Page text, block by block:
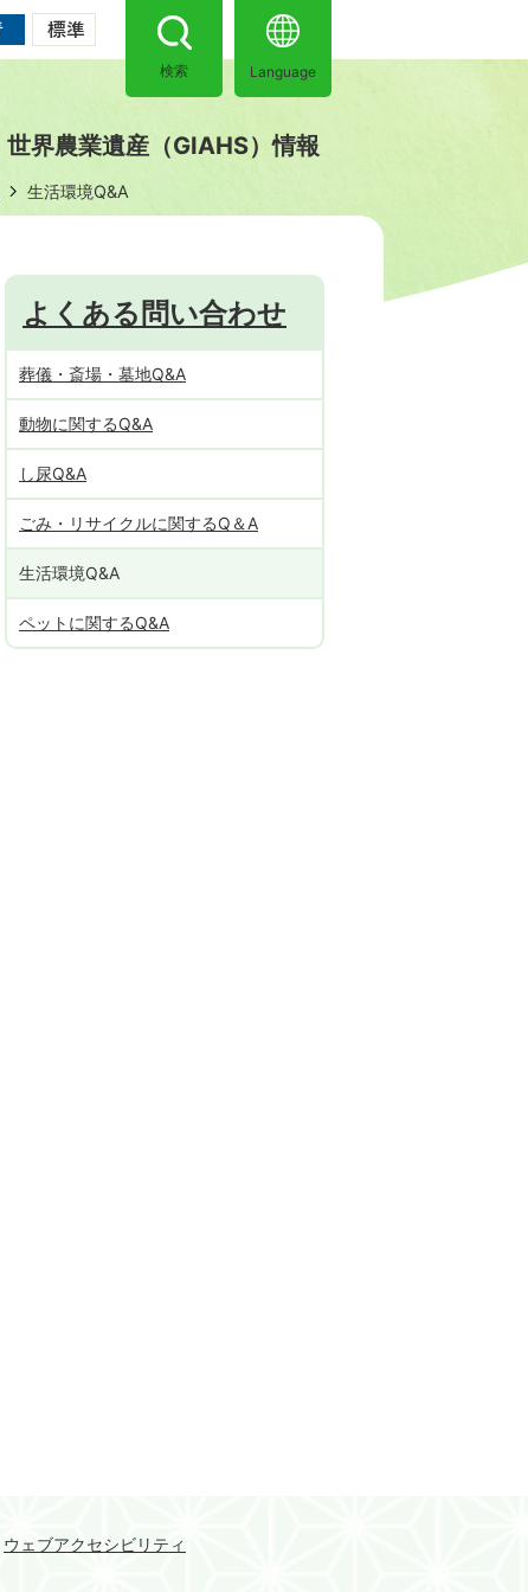
検索 Language
世界農業遺産（GIAHS）情報
生活環境Q&A
よくある問い合わせ
葬儀・斎場・墓地Q&A
動物に関するQ&A
し尿Q&A
ごみ・リサイクルに関するQ＆A
生活環境Q&A
ペットに関するQ&A
ウェブアクセシビリティ